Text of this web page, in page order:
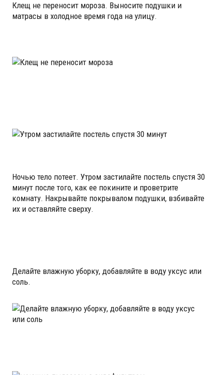
Клещ не переносит мороза. Выносите подушки и
матрасы в холодное время года на улицу.
Ночью тело потеет. Утром застилайте постель спустя 30
минут после того, как ее покините и проветрите
комнату. Накрывайте покрывалом подушки, взбивайте
их и оставляйте сверху.
Делайте влажную уборку, добавляйте в воду уксус или
соль.